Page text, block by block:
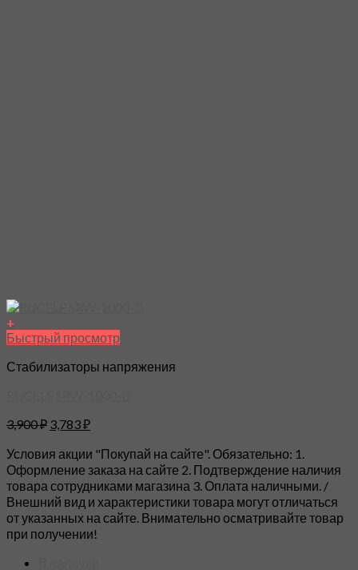
+
Быстрый просмотр
Стабилизаторы напряжения
3,900₽ 3,783₽
Условия акции "Покупай на сайте". Обязательно: 1.
Оформление заказа на сайте 2. Подтверждение наличия
товара сотрудниками магазина 3. Оплата наличными. /
Внешний вид и характеристики товара могут отличаться
от указанных на сайте. Внимательно осматривайте товар
при получении!